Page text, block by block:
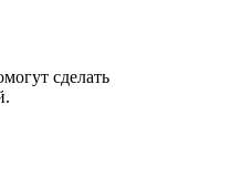
сделать